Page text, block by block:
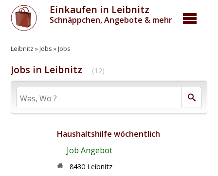
Einkaufen in Leibnitz
Schnäppchen, Angebote & mehr
Leibnitz Jobs Jobs
Jobs in Leibnitz (12)
Haushaltshilfe wöchentlich
Job Angebot
8430 Leibnitz